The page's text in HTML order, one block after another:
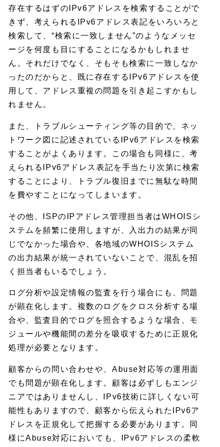
存在するはずのIPv6アドレスを検索することがで
きず、考えられるIPv6アドレス表記をいろいろと
検索して、“検索に一致しません”のようなメッセ
ージを何度も目にすることになるかもしれませ
ん。それだけでなく、そもそも検索に一致しなか
ったのだからと、既に存在するIPv6アドレスを使
用して、アドレス重複の問題を引き起こすかもし
れません。
また、トラブルシューティング等の目的で、ネッ
トワーク図に記述されているIPv6アドレスを検索
することがよくあります。この場合も同様に、考
えられるIPv6アドレス表記を手当たり次第に検索
することにより、トラブル復旧までに無駄な時間
を費やすことになってしまいます。
その他、ISPのIPアドレス管理担当者はWHOISシ
ステムを頻繁に使用しますが、入出力の結果が同
じでなかった場合や、各地域のWHOISシステム
の出力結果が統一されていないことで、混乱を招
く担当者もいるでしょう。
ログ分析や設定情報の監査を行う場合にも、問題
が顕在化します。複数のログをクロス分析する場
合や、監査目的でログを照合するような場合、モ
ジュールや機能間の差分を吸収するために正規化
処理が必要となります。
顧客からの問い合わせや、Abuse対応等の運用面
でも問題が顕在化します。顧客は必ずしもエンジ
ニアではありませんし、IPv6技術に詳しくない可
能性もありますので、顧客から伝えられたIPv6ア
ドレスを正規化して把握する必要があります。同
様にAbuse対応においても、IPv6アドレスの柔軟